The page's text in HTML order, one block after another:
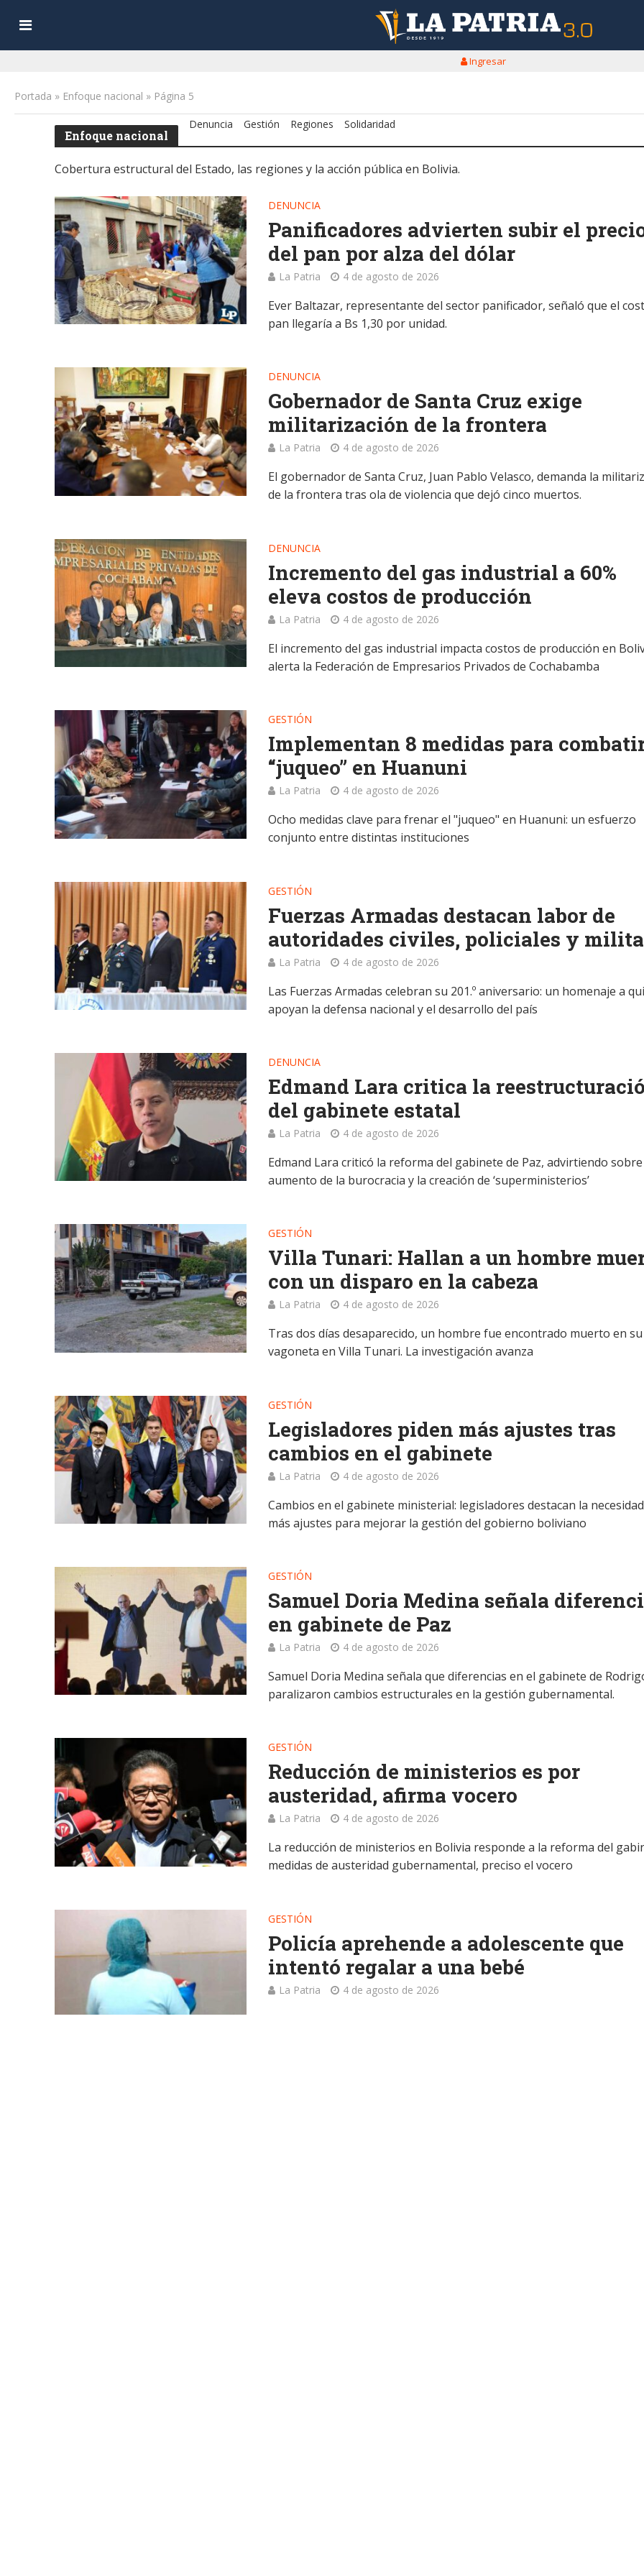
Ingresar
Portada » Enfoque nacional » Página 5
Enfoque nacional
Denuncia Gestión Regiones Solidaridad
Cobertura estructural del Estado, las regiones y la acción pública en Bolivia.
DENUNCIA
Panificadores advierten subir el
del pan por alza del dólar
La Patria 4 de agosto de 2026
Ever Baltazar, representante del sector panificador, señaló que el
pan llegaría a Bs 1,30 por unidad.
DENUNCIA
Gobernador de Santa Cruz exige
militarización de la frontera
La Patria 4 de agosto de 2026
El gobernador de Santa Cruz, Juan Pablo Velasco, demanda la
de la frontera tras ola de violencia que dejó cinco muertos.
DENUNCIA
Incremento del gas industrial a 60%
eleva costos de producción
La Patria 4 de agosto de 2026
El incremento del gas industrial impacta costos de producción en
alerta la Federación de Empresarios Privados de Cochabamba
GESTIÓN
Implementan 8 medidas para
“juqueo” en Huanuni
La Patria 4 de agosto de 2026
Ocho medidas clave para frenar el "juqueo" en Huanuni: un esfuerzo
conjunto entre distintas instituciones
GESTIÓN
Fuerzas Armadas destacan labor de
autoridades civiles, policiales y
La Patria 4 de agosto de 2026
Las Fuerzas Armadas celebran su 201.º aniversario: un homenaje a
apoyan la defensa nacional y el desarrollo del país
DENUNCIA
Edmand Lara critica la
del gabinete estatal
La Patria 4 de agosto de 2026
Edmand Lara criticó la reforma del gabinete de Paz, advirtiendo
aumento de la burocracia y la creación de ‘superministerios’
GESTIÓN
Villa Tunari: Hallan a un hombre
con un disparo en la cabeza
La Patria 4 de agosto de 2026
Tras dos días desaparecido, un hombre fue encontrado muerto en su
vagoneta en Villa Tunari. La investigación avanza
GESTIÓN
Legisladores piden más ajustes tras
cambios en el gabinete
La Patria 4 de agosto de 2026
Cambios en el gabinete ministerial: legisladores destacan la
más ajustes para mejorar la gestión del gobierno boliviano
GESTIÓN
Samuel Doria Medina señala
en gabinete de Paz
La Patria 4 de agosto de 2026
Samuel Doria Medina señala que diferencias en el gabinete de
paralizaron cambios estructurales en la gestión gubernamental.
GESTIÓN
Reducción de ministerios es por
austeridad, afirma vocero
La Patria 4 de agosto de 2026
La reducción de ministerios en Bolivia responde a la reforma del
medidas de austeridad gubernamental, preciso el vocero
GESTIÓN
Policía aprehende a adolescente que
intentó regalar a una bebé
La Patria 4 de agosto de 2026